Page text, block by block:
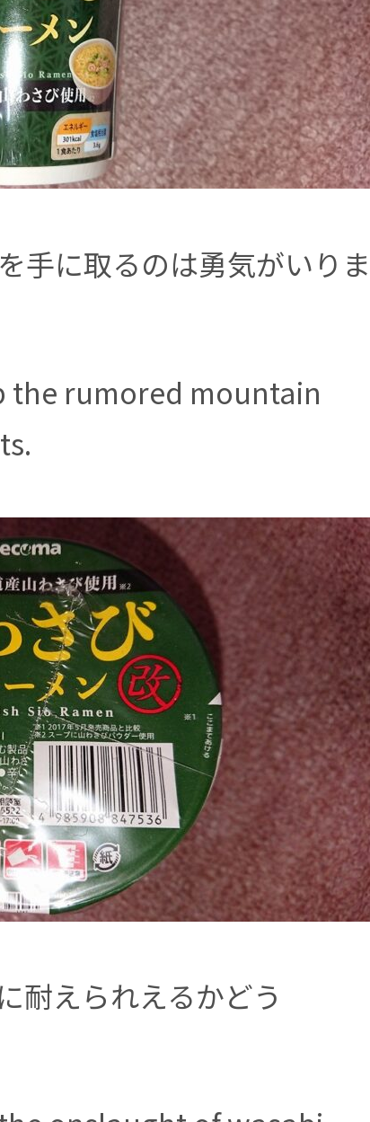
手に取るのは勇気がいりま
the rumored mountain
耐えられえるかどう